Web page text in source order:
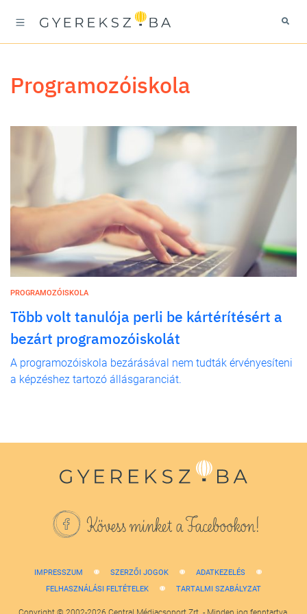
programozóiskola
PROGRAMOZÓISKOLA
Több volt tanulója perli be kártérítésért a
bezárt programozóiskolát
A programozóiskola bezárásával nem tudták érvényesíteni
a képzéshez tartozó állásgaranciát.
Kövess minket a Facebookon!
IMPRESSZUM SZERZŐI JOGOK
ADATKEZELÉS
FELHASZNÁLÁSI FELTÉTELEK
TARTALMI SZABÁLYZAT